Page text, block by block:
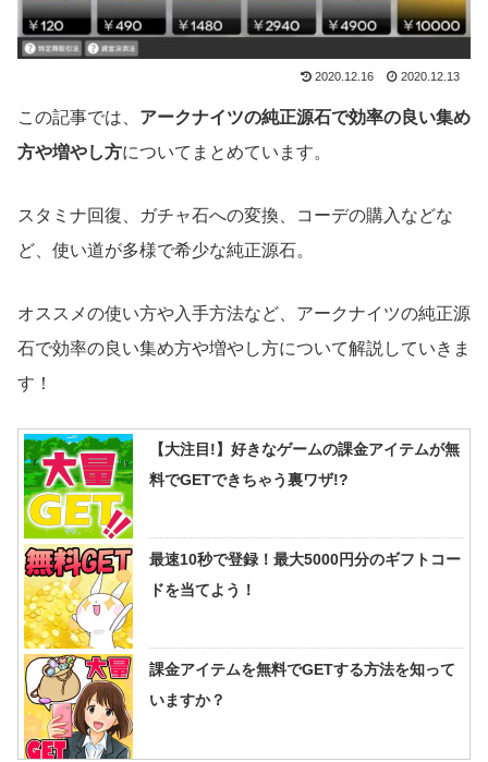
2020.12.16 2020.12.13
この記事では、 アークナイツの純正源石で効率の良い集め
方や増やし方についてまとめています。
スタミナ回復、ガチャ石への変換、コーデの購入などな
ど、使い道が多様で希少な純正源石。
オススメの使い方や入手方法など、アークナイツの純正源
石で効率の良い集め方や増やし方について解説していきま
す！
【大注目!】好きなゲームの課金アイテムが無
料でGETできちゃう裏ワザ!?
最速10秒で登録！最大5000円分のギフトコー
ドを当てよう！
課金アイテムを無料でGETする方法を知って
いますか？